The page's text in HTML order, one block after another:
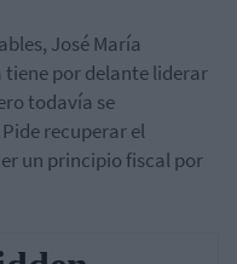
José María
tiene por delante liderar
todavía se
recuperar el
un principio fiscal por